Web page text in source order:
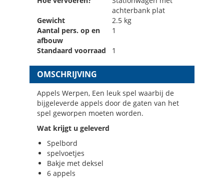
achterbank plat
Gewicht
2.5 kg
Aantal pers. op en
afbouw
1
Standaard voorraad 1
OMSCHRIJVING
Appels Werpen, Een leuk spel waarbij de
bijgeleverde appels door de gaten van het
spel geworpen moeten worden.
Wat krijgt u geleverd
Spelbord
spelvoetjes
Bakje met deksel
6 appels